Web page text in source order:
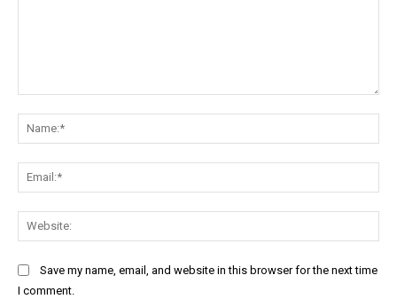
Save my name, email, and website in this browser for the next time
I comment.